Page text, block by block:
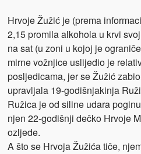
Hrvoje Žužić je (prema
2,15 promila alkohola u krvi
na sat (u zoni u kojoj je
mirne vožnjice uslijedio je
posljedicama, jer se Žužić
upravljala 19-godišnjakinja
Ružica je od siline udara
njen 22-godišnji dečko Hrvoje
ozljede.
A što se Hrvoja Žužića tiče,